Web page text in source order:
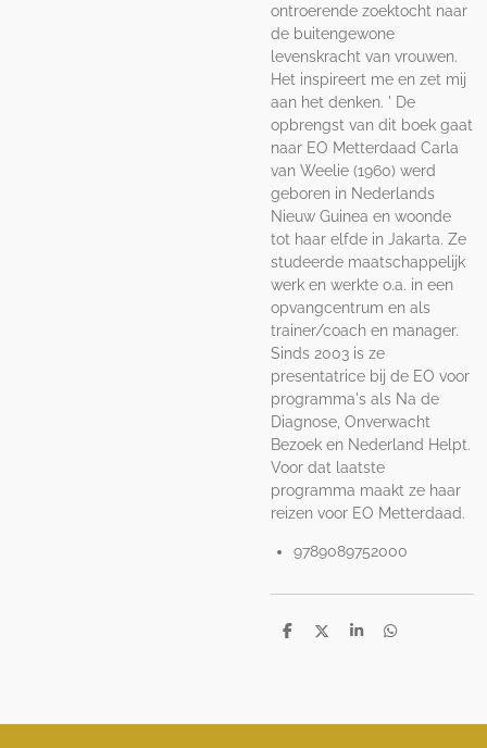
ontroerende zoektocht naar
de buitengewone
levenskracht van vrouwen.
Het inspireert me en zet mij
aan het denken. ' De
opbrengst van dit boek gaat
naar EO Metterdaad Carla
van Weelie (1960) werd
geboren in Nederlands
Nieuw Guinea en woonde
tot haar elfde in Jakarta. Ze
studeerde maatschappelijk
werk en werkte o.a. in een
opvangcentrum en als
trainer/coach en manager.
Sinds 2003 is ze
presentatrice bij de EO voor
programma's als Na de
Diagnose, Onverwacht
Bezoek en Nederland Helpt.
Voor dat laatste
programma maakt ze haar
reizen voor EO Metterdaad.
9789089752000
D
D
S
D